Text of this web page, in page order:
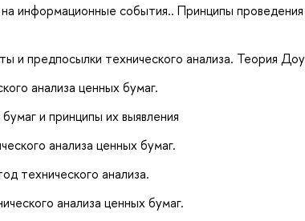
информационные события.. Принципы
и предпосылки технического анализа. Теория
анализа ценных бумаг.
и принципы их выявления
анализа ценных бумаг.
технического анализа.
анализа ценных бумаг.